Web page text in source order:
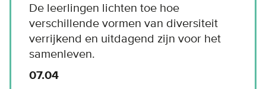
De leerlingen lichten toe hoe
verschillende vormen van diversiteit
verrijkend en uitdagend zijn voor het
samenleven.
07.04